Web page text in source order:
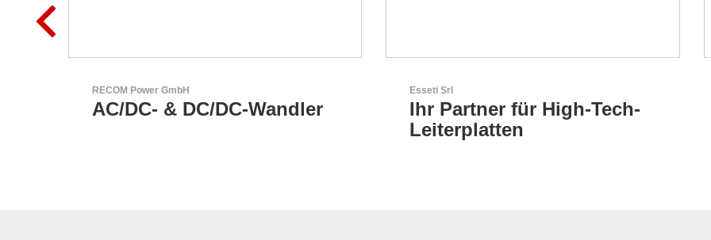
Esseti Srl
Ihr Partner für High-Tech-
GEYER Electronic GmbH
GEYER - Ihr zuverlässiger
Partner